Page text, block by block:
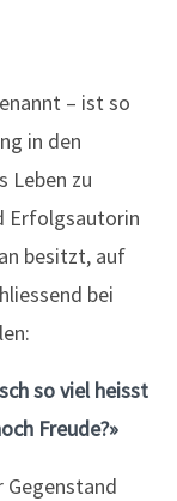
– ist so
in den
Leben zu
Erfolgsautorin
besitzt, auf
bei
so viel heisst
Freude?»